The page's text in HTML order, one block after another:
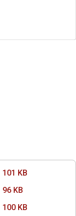
101 KB
96 KB
100 KB